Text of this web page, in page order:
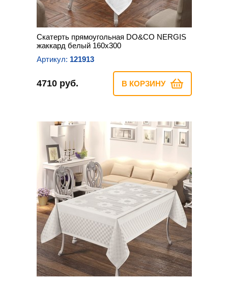
Скатерть прямоугольная DO&CO NERGIS
жаккард белый 160х300
Артикул: 121913
4710 руб. В КОРЗИНУ